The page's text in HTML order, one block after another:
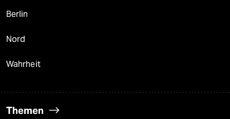
Berlin
Nord
Wahrheit
Themen